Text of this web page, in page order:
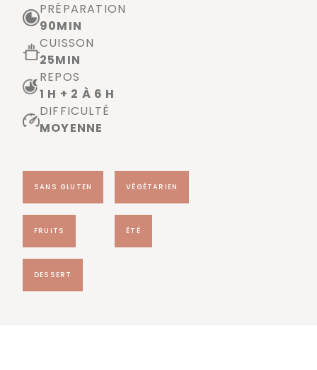
PRÉPARATION
90MIN
CUISSON
25MIN
REPOS
1 H + 2 À 6 H
DIFFICULTÉ
MOYENNE
SANS GLUTEN VÉGÉTARIEN
FRUITS ÉTÉ
DESSERT